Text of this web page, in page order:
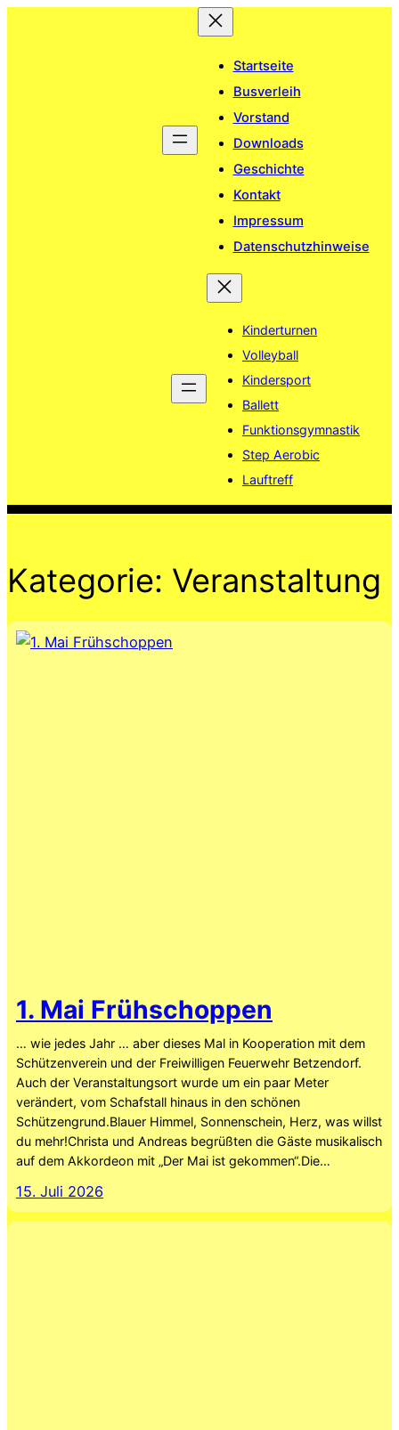
Startseite
Busverleih
Vorstand
Downloads
Geschichte
Kontakt
Impressum
Datenschutzhinweise
Kinderturnen
Volleyball
Kindersport
Ballett
Funktionsgymnastik
Step Aerobic
Lauftreff
Kategorie: Veranstaltung
1. Mai Frühschoppen
… wie jedes Jahr … aber dieses Mal in Kooperation mit dem
Schützenverein und der Freiwilligen Feuerwehr Betzendorf.
Auch der Veranstaltungsort wurde um ein paar Meter
verändert, vom Schafstall hinaus in den schönen
Schützengrund.Blauer Himmel, Sonnenschein, Herz, was willst
du mehr!Christa und Andreas begrüßten die Gäste musikalisch
auf dem Akkordeon mit „Der Mai ist gekommen“.Die…
15. Juli 2026